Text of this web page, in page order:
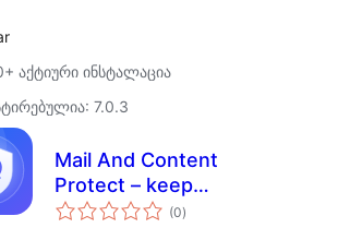
აქტიური ინსტალაცია
7.0.3
Mail And Content
Protect – keep
emails and content
(0საერთო
რეიტინგი
)